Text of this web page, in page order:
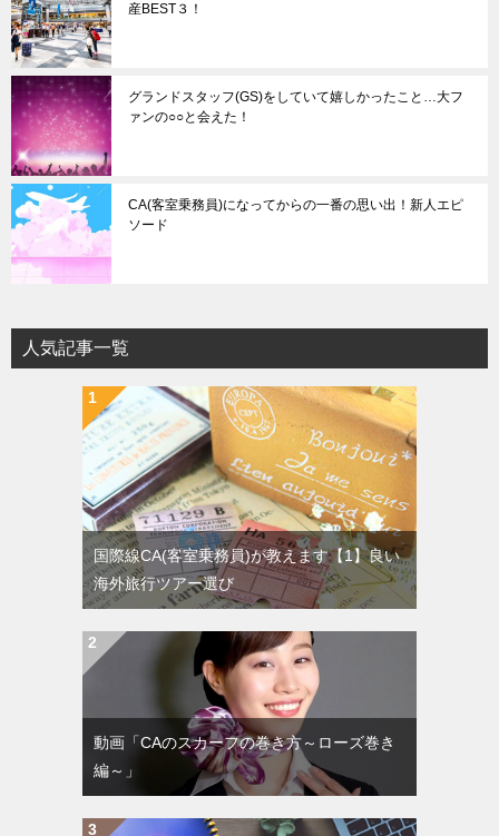
産BEST３！
グランドスタッフ(GS)をしていて嬉しかったこと…大フ
ァンの○○と会えた！
CA(客室乗務員)になってからの一番の思い出！新人エピ
ソード
人気記事一覧
国際線CA(客室乗務員)が教えます【1】良い
海外旅行ツアー選び
動画「CAのスカーフの巻き方～ローズ巻き
編～」